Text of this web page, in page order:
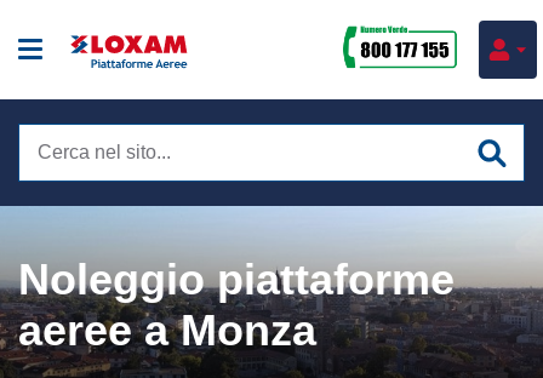
nel
sito
Verticali
Articolate
Formazione
Corsi attrezzature
Noleggio piattaforme
aeree a Monza